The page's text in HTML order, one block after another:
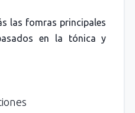
las fomras principales
en la tónica y